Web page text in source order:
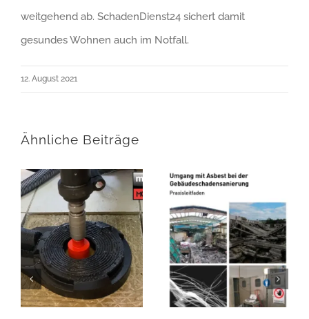
weitgehend ab. SchadenDienst24 sichert damit
gesundes Wohnen auch im Notfall.
12. August 2021
Ähnliche Beiträge